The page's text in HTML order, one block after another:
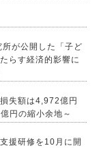
が公開した「子ど
らす経済的影響に
失額は4,972億円
円の縮小余地～
援研修を10月に開